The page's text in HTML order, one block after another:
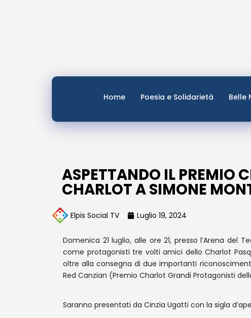
Home Poesia e Solidarietà Belle
ASPETTANDO IL PREMIO
CHARLOT A SIMONE
Elpis Social TV Luglio 19, 2024
Domenica 21 luglio, alle ore 21, presso l’Arena
come protagonisti tre volti amici dello Charlot
oltre alla consegna di due importanti
Red Canzian (Premio Charlot Grandi Protagonisti
Saranno presentati da Cinzia Ugatti con la sigla